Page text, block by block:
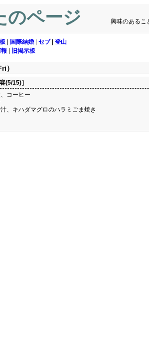
のページ 興味のあるこ
国際結婚 セブ| 登山
旧掲示板
）
(5/15)］
コーヒー
、キハダマグロのハラミごま焼き